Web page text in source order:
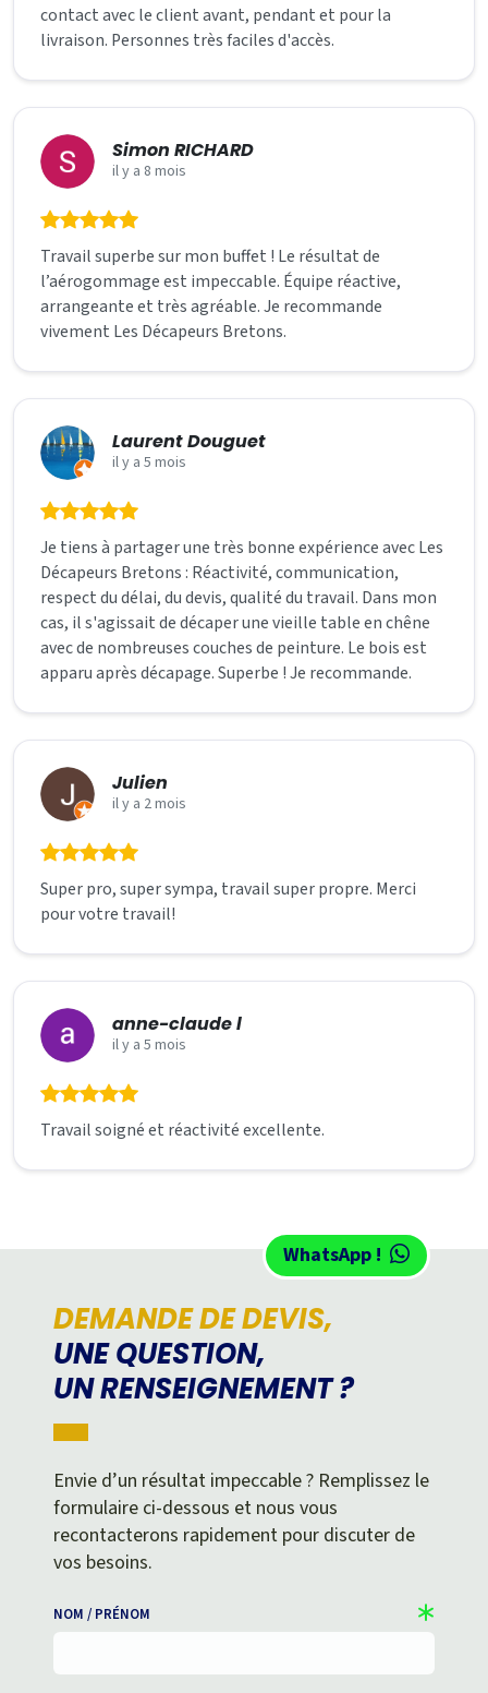
contact avec le client avant, pendant et pour la
livraison. Personnes très faciles d'accès.
Simon RICHARD
il y a 8 mois
Travail superbe sur mon buffet ! Le résultat de
l’aérogommage est impeccable. Équipe réactive,
arrangeante et très agréable. Je recommande
vivement Les Décapeurs Bretons.
Laurent Douguet
il y a 5 mois
Je tiens à partager une très bonne expérience avec Les
Décapeurs Bretons : Réactivité, communication,
respect du délai, du devis, qualité du travail. Dans mon
cas, il s'agissait de décaper une vieille table en chêne
avec de nombreuses couches de peinture. Le bois est
apparu après décapage. Superbe ! Je recommande.
Julien
il y a 2 mois
Super pro, super sympa, travail super propre. Merci
pour votre travail!
anne-claude l
il y a 5 mois
Travail soigné et réactivité excellente.
DEMANDE DE DEVIS,
UNE QUESTION,
UN RENSEIGNEMENT ?
WhatsApp !
Envie d’un résultat impeccable ? Remplissez le
formulaire ci-dessous et nous vous
recontacterons rapidement pour discuter de
vos besoins.
NOM / PRÉNOM